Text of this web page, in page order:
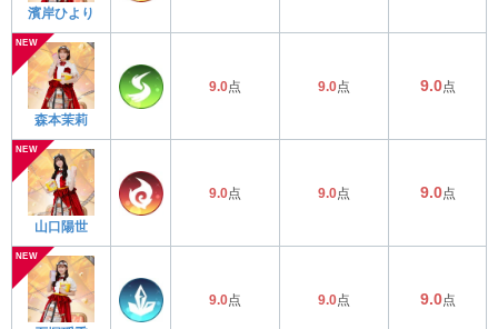
濱岸ひより
森本茉莉
9.0点 9.0点 9.0点
山口陽世
9.0点 9.0点 9.0点
9.0点 9.0点 9.0点